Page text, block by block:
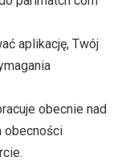
aplikację, Twój
obecnie nad
obecności